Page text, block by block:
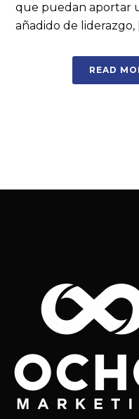
que puedan aportar
añadido de liderazgo,
READ